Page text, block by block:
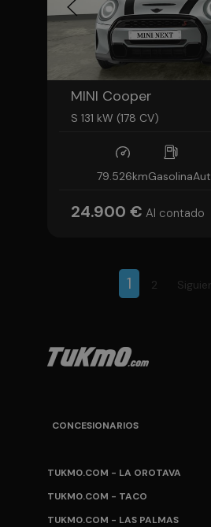
MINI Cooper
S 131 kW (178 CV)
79.526kmGasolina
24.900 € Al contado
1 2
CONCESIONARIOS
TUKM0.COM - LA OROTAVA
TUKM0.COM - TACO
TUKM0.COM - LAS PALMAS